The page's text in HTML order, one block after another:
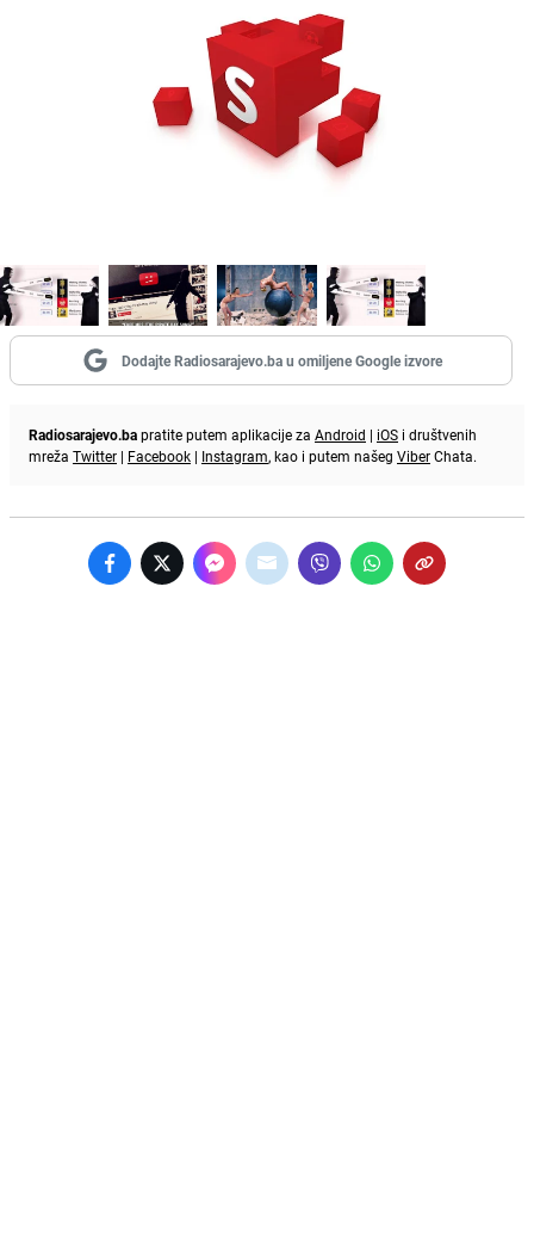
Dodajte Radiosarajevo.ba u omiljene Google izvore
Radiosarajevo.bapratite putem aplikacije za Android | iOS i društvenih
mreža Twitter | Facebook | Instagram, kao i putem našeg ViberChata.